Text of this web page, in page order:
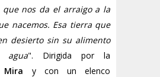
que nos da el arraigo a la
nacemos. Esa tierra que
desierto sin su alimento
agua". Dirigida por la
y con un elenco